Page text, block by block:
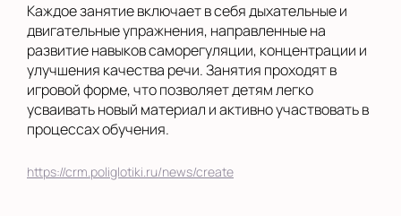
Каждое занятие включает в себя дыхательные и
двигательные упражнения, направленные на
развитие навыков саморегуляции, концентрации и
улучшения качества речи. Занятия проходят в
игровой форме, что позволяет детям легко
усваивать новый материал и активно участвовать в
процессах обучения.
https://crm.poliglotiki.ru/news/create